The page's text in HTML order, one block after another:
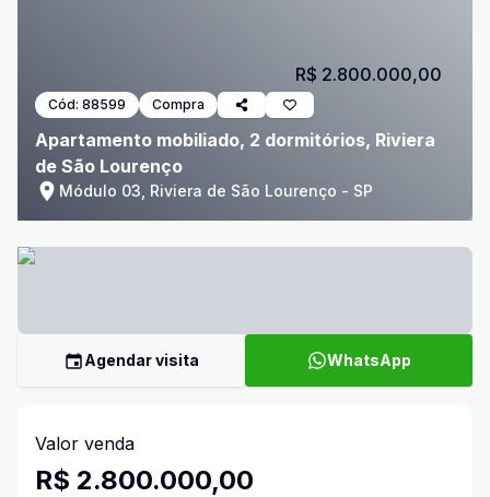
Cód: 88599 Compra
Apartamento mobiliado, 2 dormitórios, Riviera
de São Lourenço
Módulo 03, Riviera de São Lourenço - SP
R$ 2.800.000,00
Agendar visita WhatsApp
Valor venda
R$ 2.800.000,00